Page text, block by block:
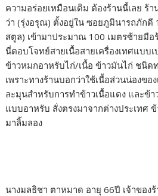
ความอร่อยเหมือนเดิม ต้องร้านนี้เลย ร้
ว่า (รุ่งอรุณ) ตั้งอยู่ใน ซอยภูมินารถภักดี
สตูล) เข้ามาประมาณ 100 เมตรซ้ายมือ
นี่ตอบโจทย์สายเนื้อสายเครื่องเทศแบบ
ข้าวหมกอาหรับไก่/เนื้อ ข้าวมันไก่ ชนิ
เพราะทางร้านบอกว่าใช้เนื้อส่วนน่องขอ
ละมุนสำหรับการทำข้าวเนื้อแดง และข้
แบบอาหรับ สั่งตรงมาจากต่างประเทศ
มาลิ้มลอง
นางมลธิชา ตาหมาด อายุ 66ปี เจ้าของ